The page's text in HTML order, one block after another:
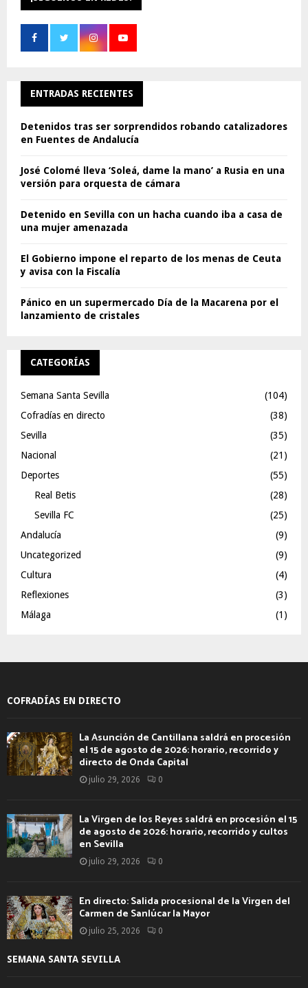
ENTRADAS RECIENTES
Detenidos tras ser sorprendidos robando catalizadores
en Fuentes de Andalucía
José Colomé lleva ‘Soleá, dame la mano’ a Rusia en una
versión para orquesta de cámara
Detenido en Sevilla con un hacha cuando iba a casa de
una mujer amenazada
El Gobierno impone el reparto de los menas de Ceuta
y avisa con la Fiscalía
Pánico en un supermercado Día de la Macarena por el
lanzamiento de cristales
CATEGORÍAS
Semana Santa Sevilla
(104)
Cofradías en directo
(38)
Sevilla
(35)
Nacional
(21)
Deportes
(55)
Real Betis
(28)
Sevilla FC
(25)
Andalucía
(9)
Uncategorized
(9)
Cultura
(4)
Reflexiones
(3)
Málaga
(1)
COFRADÍAS EN DIRECTO
La Asunción de Cantillana saldrá en procesión
el 15 de agosto de 2026: horario, recorrido y
directo de Onda Capital
julio 29, 2026 0
La Virgen de los Reyes saldrá en procesión el 15
de agosto de 2026: horario, recorrido y cultos
en Sevilla
julio 29, 2026 0
En directo: Salida procesional de la Virgen del
Carmen de Sanlúcar la Mayor
julio 25, 2026 0
SEMANA SANTA SEVILLA